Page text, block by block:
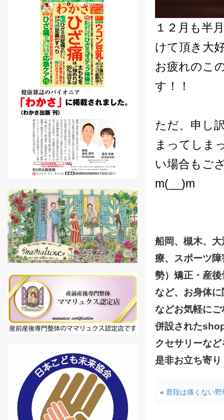
１２月も半
けて頂き大
お疲れのこ
す！！
ただ、申し
まってしま
い場合もご
m(__)m
船岡、槻木、
療、スポーツ
勢）矯正・産
など、お身体
などお気軽に
併設された
クセサリーな
是非お立ち寄
« 普段は痛くない野